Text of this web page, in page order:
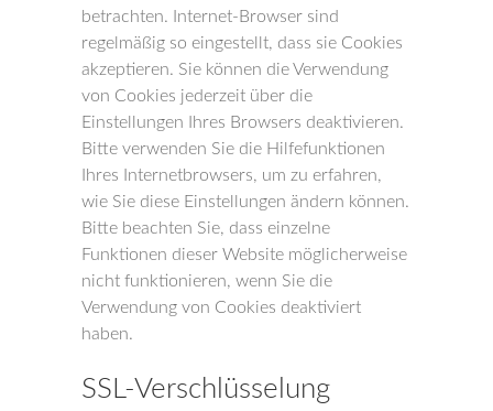
betrachten. Internet-Browser sind
regelmäßig so eingestellt, dass sie Cookies
akzeptieren. Sie können die Verwendung
von Cookies jederzeit über die
Einstellungen Ihres Browsers deaktivieren.
Bitte verwenden Sie die Hilfefunktionen
Ihres Internetbrowsers, um zu erfahren,
wie Sie diese Einstellungen ändern können.
Bitte beachten Sie, dass einzelne
Funktionen dieser Website möglicherweise
nicht funktionieren, wenn Sie die
Verwendung von Cookies deaktiviert
haben.
SSL-Verschlüsselung